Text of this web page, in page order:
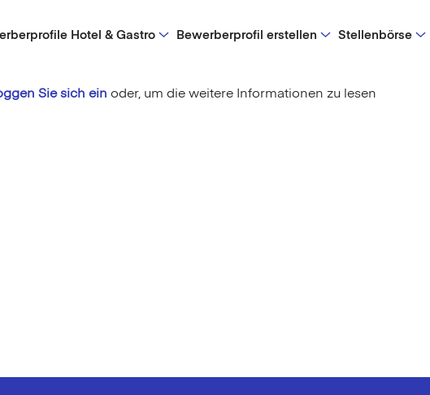
Hotel & Gastro Bewerberprofil erstellen Stellenbörse
Sie sich ein oder, um die weitere Informationen zu lesen